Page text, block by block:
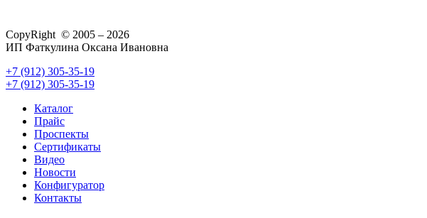
CopyRight © 2005 – 2026
ИП Фаткулина Оксана Ивановна
+7 (912) 305-35-19
+7 (912) 305-35-19
Каталог
Прайс
Проспекты
Сертификаты
Видео
Новости
Конфигуратор
Контакты